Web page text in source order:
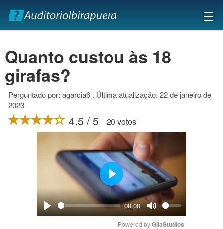
×
☰
Quanto custou às 18
girafas?
Perguntado por: agarcia6 . Última atualização: 22 de janeiro de
2023
4.5 / 5 20 votos
Play
00:00
Mute
Play
Powered by GliaStudios